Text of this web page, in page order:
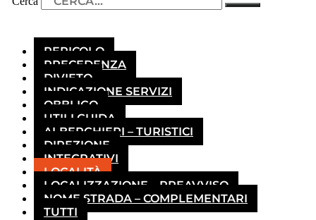
PERICOLO
PRECEDENZA
DIVIETO
INDICAZIONE SERVIZI
OBBLIGO
UTILI GUIDA
ALBERGHIERI – TURISTICI
DIREZIONE
INTEGRATIVI
LOCALITÀ
LOCALIZZAZIONE – PREAVVISO
NOME STRADA – COMPLEMENTARI
TUTTI